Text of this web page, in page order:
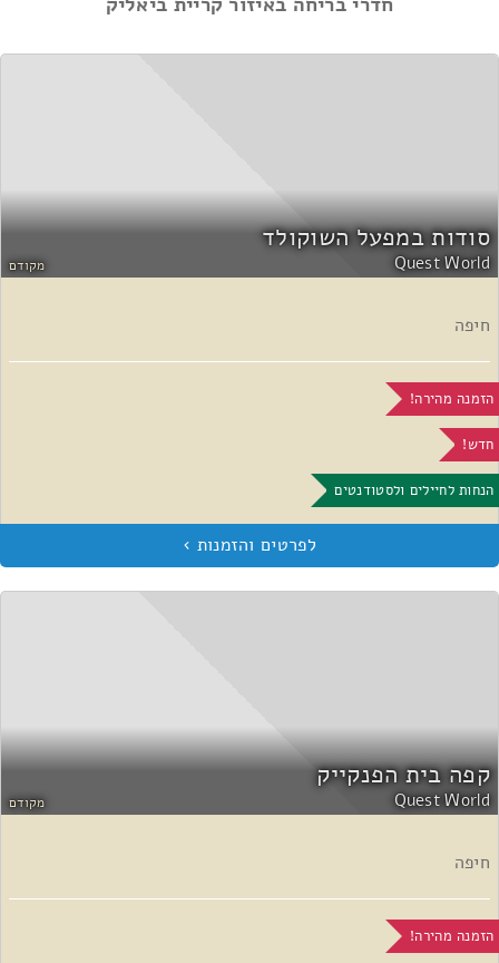
סודות במפעל השוקולד
Quest World מקודם
חיפה
הזמנה מהירה!
חדש!
הנחות לחיילים ולסטודנטים
קפה בית הפנקייק
Quest World מקודם
חיפה
הזמנה מהירה!